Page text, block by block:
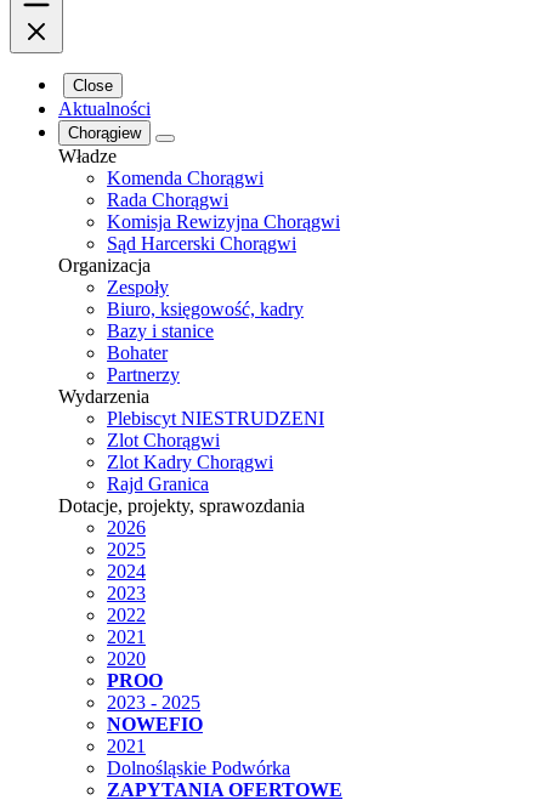
Close
Aktualności
Chorągiew
Władze
Komenda Chorągwi
Rada Chorągwi
Komisja Rewizyjna Chorągwi
Sąd Harcerski Chorągwi
Organizacja
Zespoły
Biuro, księgowość, kadry
Bazy i stanice
Bohater
Partnerzy
Wydarzenia
Plebiscyt NIESTRUDZENI
Zlot Chorągwi
Zlot Kadry Chorągwi
Rajd Granica
Dotacje, projekty, sprawozdania
2026
2025
2024
2023
2022
2021
2020
PROO
2023 - 2025
NOWEFIO
2021
Dolnośląskie Podwórka
ZAPYTANIA OFERTOWE